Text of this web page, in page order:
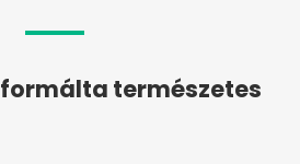
természetes